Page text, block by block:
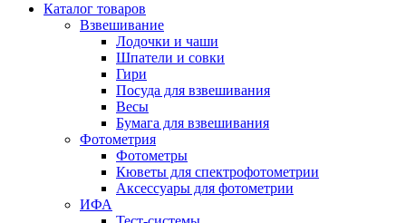
Каталог товаров
Взвешивание
Лодочки и чаши
Шпатели и совки
Гири
Посуда для взвешивания
Весы
Бумага для взвешивания
Фотометрия
Фотометры
Кюветы для спектрофотометрии
Аксессуары для фотометрии
ИФА